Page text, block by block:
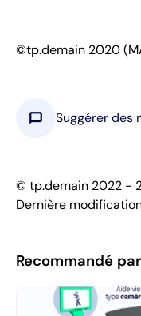
©tp.demain 2020
chat_bubble Suggérer des
© tp.demain 2022 -
Dernière
Recommandé